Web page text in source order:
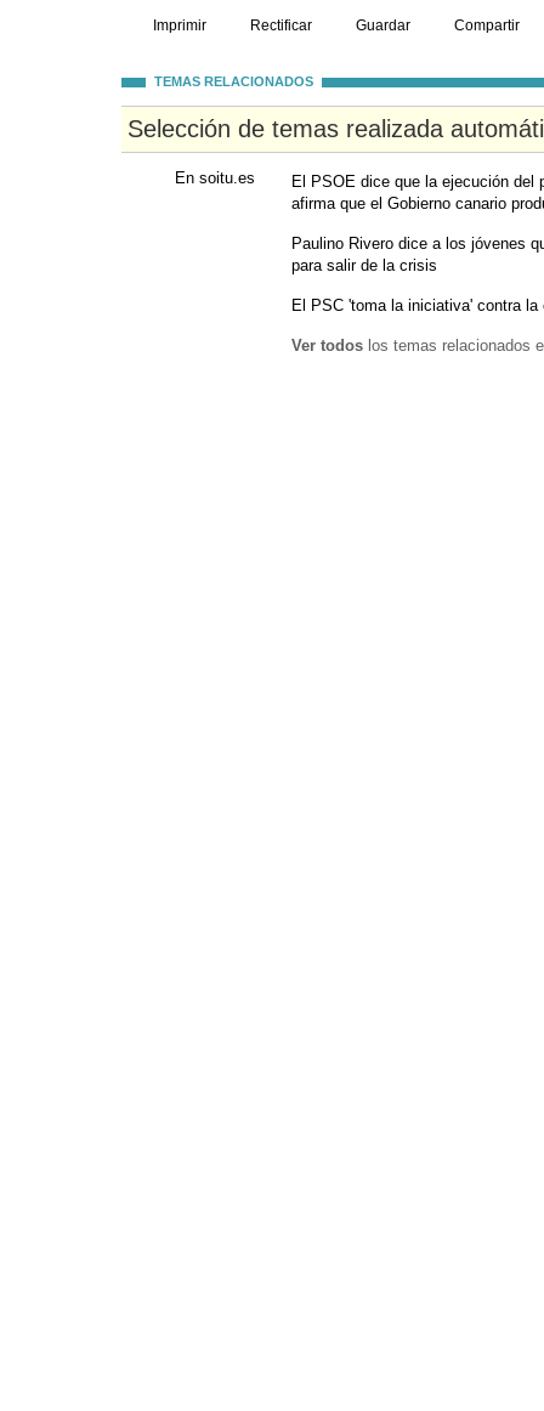
Imprimir Rectificar Guardar Compartir
TEMAS RELACIONADOS
Selección de temas realizada
En soitu.es
El PSOE dice que la ejecución del
afirma que el Gobierno canario
Paulino Rivero dice a los jóvenes
para salir de la crisis
El PSC 'toma la iniciativa' contra
Ver todos los temas relacionados